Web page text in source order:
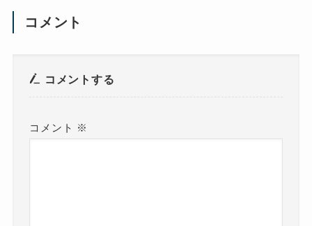
コメント
コメントする
コメント ※